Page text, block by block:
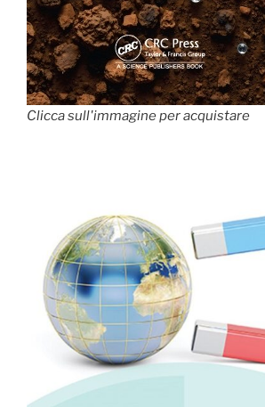
Clicca sull'immagine per acquistare